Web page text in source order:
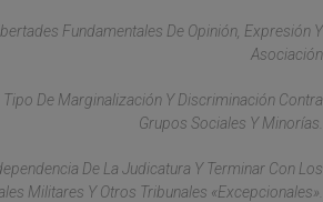
Fundamentales De Opinión, Expresión Y
Asociación
De Marginalización Y Discriminación Contra
Grupos Sociales Y Minorías.
De La Judicatura Y Terminar Con Los
Militares Y Otros Tribunales «excepcionales».